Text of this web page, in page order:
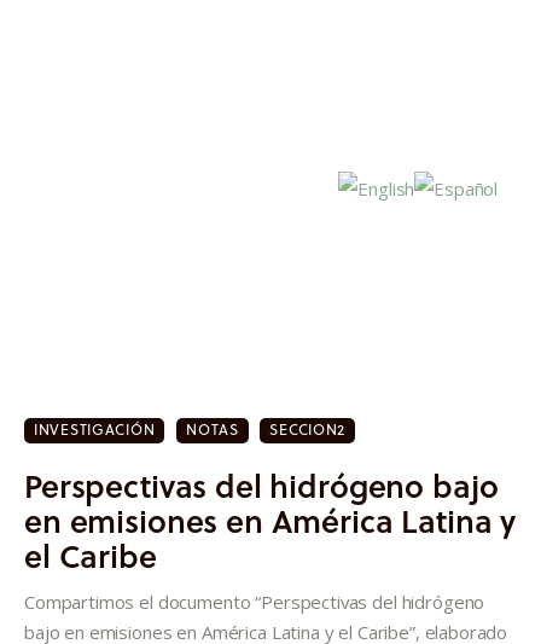
Investigación
Proyectos
Informes
Quiénes somos
INVESTIGACIÓN NOTAS SECCION2
Perspectivas del hidrógeno bajo
en emisiones en América Latina y
el Caribe
Compartimos el documento “Perspectivas del hidrógeno
bajo en emisiones en América Latina y el Caribe”, elaborado